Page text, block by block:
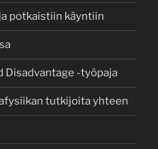
potkaistiin käyntiin
Disadvantage -työpaja
tutkijoita yhteen